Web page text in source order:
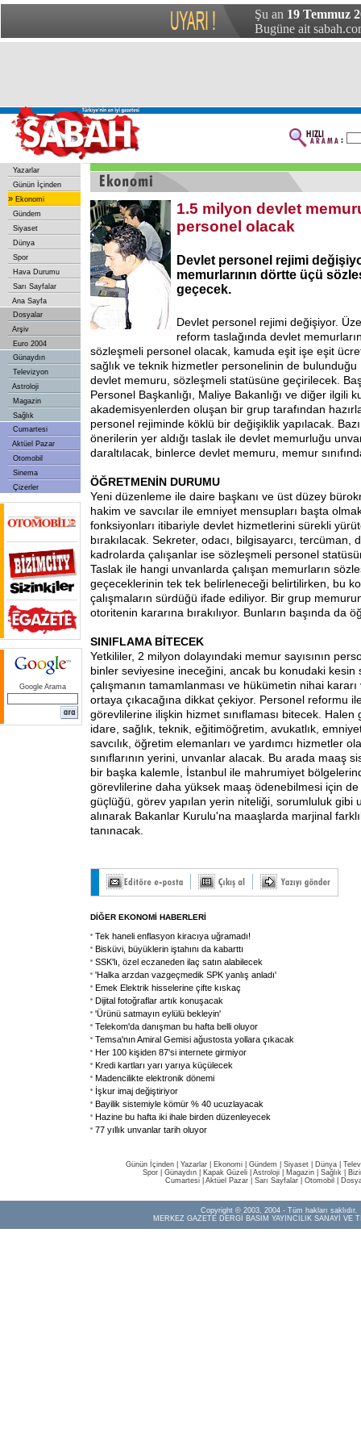
Şu an 19 Temmuz
Bugüne ait
Yazarlar
Günün İçinden
» Ekonomi
Gündem
Siyaset
Dünya
Spor
Hava Durumu
Sarı Sayfalar
Ana Sayfa
Dosyalar
Arşiv
Euro 2004
Günaydın
Televizyon
Astroloji
Magazin
Sağlık
Cumartesi
Aktüel Pazar
Otomobil
Sinema
Çizerler
Google Arama
1.5 milyon devlet
personel olacak
Devlet personel rejimi
memurlarının dörtte üçü
geçecek.
Devlet personel rejimi değişiyor.
reform taslağında devlet
sözleşmeli personel olacak, kamuda eşit işe eşit
sağlık ve teknik hizmetler personelinin de bulunduğu
devlet memuru, sözleşmeli statüsüne geçirilecek.
Personel Başkanlığı, Maliye Bakanlığı ve diğer ilgili
akademisyenlerden oluşan bir grup tarafından
personel rejiminde köklü bir değişiklik yapılacak.
önerilerin yer aldığı taslak ile devlet memurluğu
daraltılacak, binlerce devlet memuru, memur
ÖĞRETMENİN DURUMU
Yeni düzenleme ile daire başkanı ve üst düzey
hakim ve savcılar ile emniyet mensupları başta
fonksiyonları itibariyle devlet hizmetlerini sürekli
bırakılacak. Sekreter, odacı, bilgisayarcı, tercüman,
kadrolarda çalışanlar ise sözleşmeli personel
Taslak ile hangi unvanlarda çalışan memurların
geçeceklerinin tek tek belirleneceği belirtilirken, bu
çalışmaların sürdüğü ifade ediliyor. Bir grup
otoritenin kararına bırakılıyor. Bunların başında da
SINIFLAMA BİTECEK
Yetkililer, 2 milyon dolayındaki memur sayısının
binler seviyesine ineceğini, ancak bu konudaki kesin
çalışmanın tamamlanması ve hükümetin nihai
ortaya çıkacağına dikkat çekiyor. Personel reformu
görevlilerine ilişkin hizmet sınıflaması bitecek.
idare, sağlık, teknik, eğitimöğretim, avukatlık,
savcılık, öğretim elemanları ve yardımcı hizmetler
sınıflarının yerini, unvanlar alacak. Bu arada maaş
bir başka kalemle, İstanbul ile mahrumiyet
görevlilerine daha yüksek maaş ödenebilmesi için de
güçlüğü, görev yapılan yerin niteliği, sorumluluk gibi
alınarak Bakanlar Kurulu'na maaşlarda marjinal
tanınacak.
DİĞER EKONOMİ HABERLERİ
Tek haneli enflasyon kiracıya uğramadı!
Bisküvi, büyüklerin iştahını da kabarttı
SSK'lı, özel eczaneden ilaç satın alabilecek
'Halka arzdan vazgeçmedik SPK yanlış anladı'
Emek Elektrik hisselerine çifte kıskaç
Dijital fotoğraflar artık konuşacak
'Ürünü satmayın eylülü bekleyin'
Telekom'da danışman bu hafta belli oluyor
Temsa'nın Amiral Gemisi ağustosta yollara çıkacak
Her 100 kişiden 87'si internete girmiyor
Kredi kartları yarı yarıya küçülecek
Madencilikte elektronik dönemi
İşkur imaj değiştiriyor
Bayilik sistemiyle kömür % 40 ucuzlayacak
Hazine bu hafta iki ihale birden düzenleyecek
77 yıllık unvanlar tarih oluyor
Günün İçinden Yazarlar Ekonomi Gündem Siyaset Dünya |
Spor
Günaydın Kapak Güzeli Astroloji Magazin Sağlık
Cumartesi| Aktüel Pazar| Sarı Sayfalar| Otomobil
Copyright © 2003, 2004 - Tüm hakları saklıdır.
MERKEZ GAZETE DERGİ BASIM YAYINCILIK SANAYİ VE